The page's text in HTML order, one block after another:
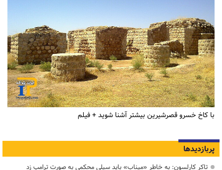
با کاخ خسرو قصرشیرین بیشتر آشنا شوید + فیلم
پربازدیدها
تاکر کارلسون: به خاطر «میناب» باید سیلی محکمی به صورت ترامپ زد